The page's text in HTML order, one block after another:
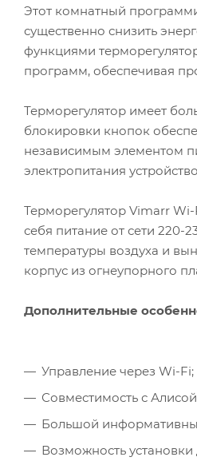
Этот комнатный
существенно снизить
функциями
программ, обеспечивая
Терморегулятор имеет
блокировки кнопок
независимым элементом
электропитания
Терморегулятор Vimarr
себя питание от сети 220-
температуры воздуха и
корпус из огнеупорного
Дополнительные
Управление через Wi-Fi;
Совместимость с
Большой
Возможность